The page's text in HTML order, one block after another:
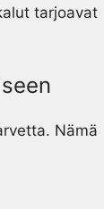
tarjoavat
Nämä